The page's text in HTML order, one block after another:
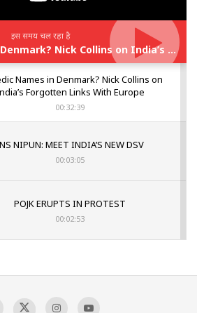
इस समय चल रहा है
Rigvedic Names in Denmark? Nick Collins on India’s Forgotten Links With Europe
Names in Denmark? Nick Collins on
Forgotten Links With Europe
00:32:39
NIPUN: MEET INDIA’S NEW DSV
00:03:05
POJK ERUPTS IN PROTEST
00:02:53
Sagar